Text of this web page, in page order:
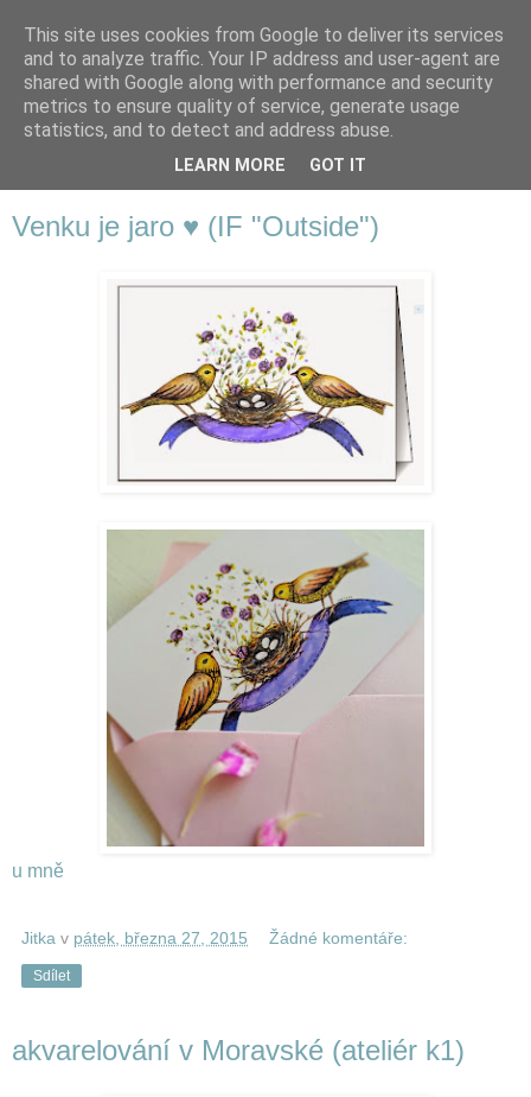
Venku je jaro ♥ (IF "Outside")
u mně
Jitka v pátek, března 27, 2015 Žádné komentáře:
Sdílet
akvarelování v Moravské (ateliér k1)
This site uses cookies from Google to deliver its services
and to analyze traffic. Your IP address and user-agent are
shared with Google along with performance and security
metrics to ensure quality of service, generate usage
statistics, and to detect and address abuse.
LEARN MORE GOT IT